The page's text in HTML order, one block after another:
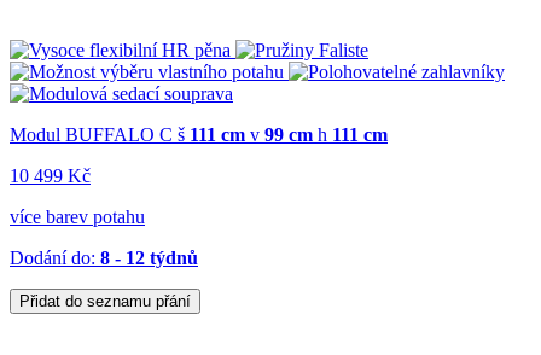
Modul BUFFALO C š 111 cm v 99 cm h 111 cm
10 499 Kč
více barev potahu
Dodání do: 8 - 12 týdnů
Přidat do seznamu přání